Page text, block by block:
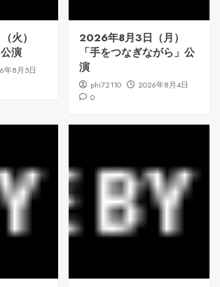
火）
演
年8月5日
2026年8月3日（月）
「手をつなぎながら」公
演
phi72110
2026年8月4日
0